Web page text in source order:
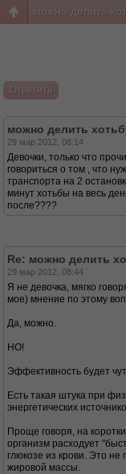
можно делить
Ответить
можно делить
29 мар 2012, 08:14
Девочки, только что
говориться о том , что
транспорта на 2
минут хотьбы на весь
после????
Re: можно делить
29 мар 2012, 08:44
Я не девочка, мягко
мое) мнение по этому
Да, можно.
НО!
Эффективность будет
Есть такая штука при
энергетических
Проще говоря, на
организм расходует
глюкозе из крови. Это
жировой массы.